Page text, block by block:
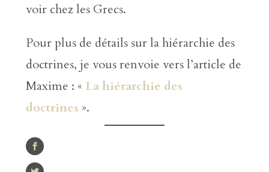
voir chez les Grecs.
Pour plus de détails sur la hiérarchie des
doctrines, je vous renvoie vers l’article de
Maxime : « La hiérarchie des
doctrines ».